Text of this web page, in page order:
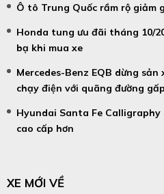
Ô tô Trung Quốc rầm rộ giảm
Honda tung ưu đãi tháng 10/
bạ khi mua xe
Mercedes-Benz EQB dừng
chạy điện với quãng đường
Hyundai Santa Fe
cao cấp hơn
XE MỚI VỀ